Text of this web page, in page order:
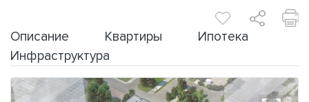
Описание Квартиры
Ипотека
Инфраструктура